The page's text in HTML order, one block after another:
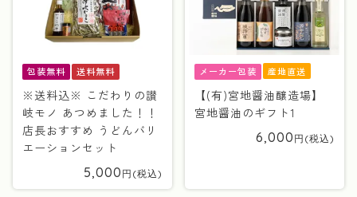
包装無料 送料無料
※送料込※ こだわりの讃
岐モノ あつめました！！
店長おすすめ うどんバリ
エーションセット
5,000
メーカー包装 産地直送
【(有)宮地醤油醸造場】
宮地醤油のギフト1
6,000